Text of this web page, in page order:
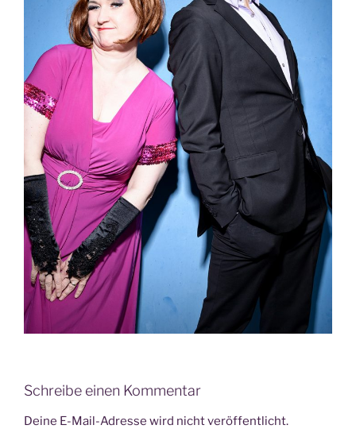
Schreibe einen Kommentar
Deine E-Mail-Adresse wird nicht veröffentlicht.